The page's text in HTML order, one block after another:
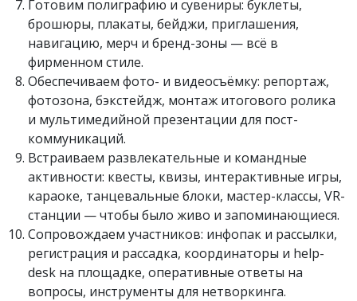
Готовим полиграфию и сувениры: буклеты,
брошюры, плакаты, бейджи, приглашения,
навигацию, мерч и бренд-зоны — всё в
фирменном стиле.
Обеспечиваем фото- и видеосъёмку: репортаж,
фотозона, бэкстейдж, монтаж итогового ролика
и мультимедийной презентации для пост-
коммуникаций.
Встраиваем развлекательные и командные
активности: квесты, квизы, интерактивные игры,
караоке, танцевальные блоки, мастер-классы, VR-
станции — чтобы было живо и запоминающиеся.
Сопровождаем участников: инфопак и рассылки,
регистрация и рассадка, координаторы и help-
desk на площадке, оперативные ответы на
вопросы, инструменты для нетворкинга.